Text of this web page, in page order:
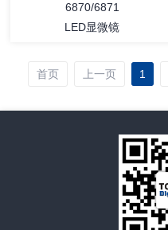
6870/6871
LED显微镜
首页 上一页 1